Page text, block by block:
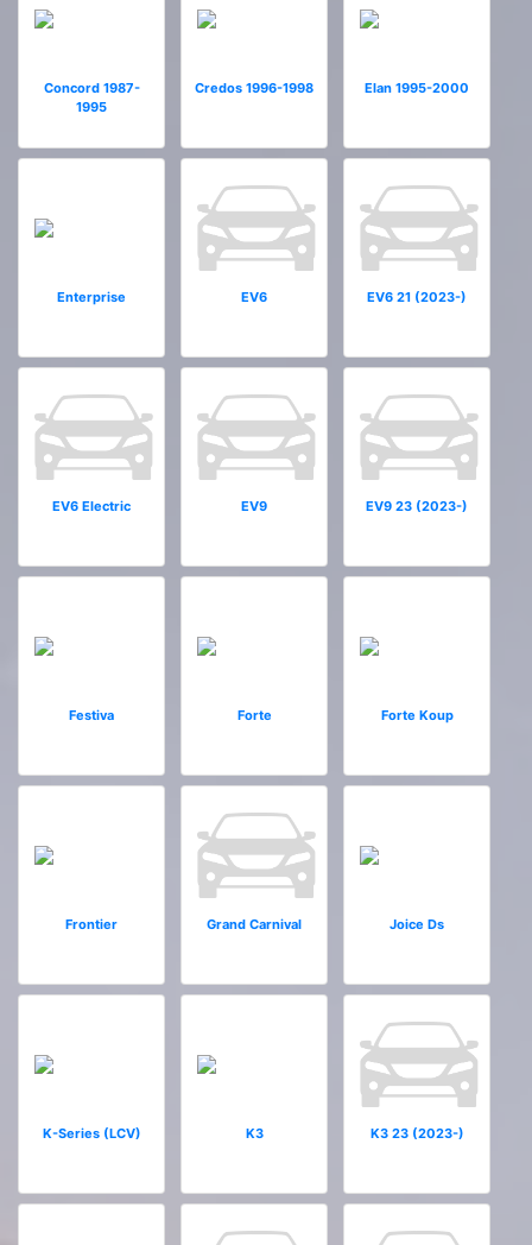
Concord 1987-
1995
Credos 1996-1998 Elan 1995-2000
Enterprise EV6 EV6 21 (2023-)
EV6 Electric EV9 EV9 23 (2023-)
Festiva Forte Forte Koup
Frontier Grand Carnival Joice Ds
K-Series (LCV) K3 K3 23 (2023-)